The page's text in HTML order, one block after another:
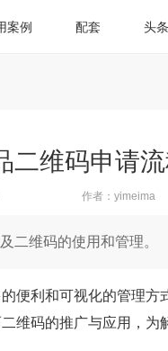
案例 配套 头条
二维码申请
作者：yimeima
二维码的使用和管理。
便利和可视化的管理方
维码的推广与应用，为